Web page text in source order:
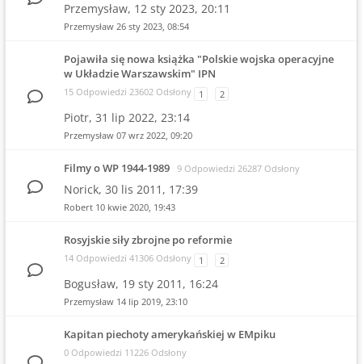
Przemysław, 12 sty 2023, 20:11
Przemysław 26 sty 2023, 08:54
Pojawiła się nowa książka "Polskie wojska operacyjne
w Układzie Warszawskim" IPN
15 Odpowiedzi 23602 Odsłony 1 2
Piotr, 31 lip 2022, 23:14
Przemysław 07 wrz 2022, 09:20
Filmy o WP 1944-1989 9 Odpowiedzi 26287 Odsłony
Norick, 30 lis 2011, 17:39
Robert 10 kwie 2020, 19:43
Rosyjskie siły zbrojne po reformie
14 Odpowiedzi 41306 Odsłony 1 2
Bogusław, 19 sty 2011, 16:24
Przemysław 14 lip 2019, 23:10
Kapitan piechoty amerykańskiej w EMpiku
0 Odpowiedzi 11226 Odsłony